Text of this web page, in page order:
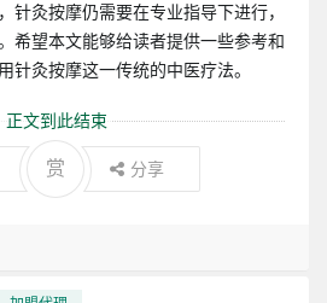
针灸按摩仍需要在专业指导下进行，
希望本文能够给读者提供一些参考和
针灸按摩这一传统的中医疗法。
正文到此结束
赏 分享